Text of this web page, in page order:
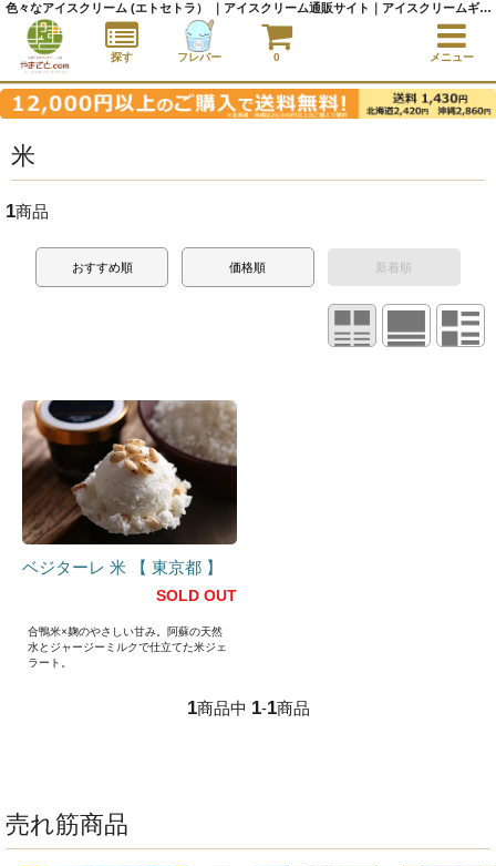
米
1商品
おすすめ順 価格順 新着順
ベジターレ 米 【 東京都 】
SOLD OUT
合鴨米×麹のやさしい甘み。阿蘇の天然
水とジャージーミルクで仕立てた米ジェ
ラート。
1商品中 1-1商品
売れ筋商品
色々なアイスクリーム (エトセトラ） ｜アイスクリーム通販サイト｜アイスクリームギフト│全国にご当地アイスをお届け - やまざと.com
探す フレバー 0 メニュー